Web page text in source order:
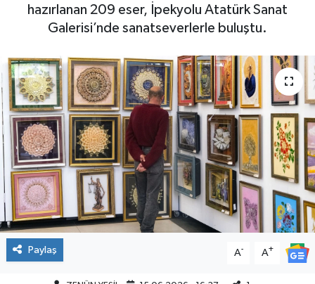
hazırlanan 209 eser, İpekyolu Atatürk Sanat
Galerisi’nde sanatseverlerle buluştu.
Paylaş A- A+